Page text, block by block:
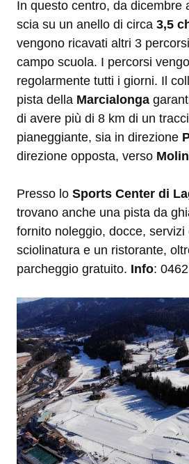
In questo centro, da dicembre
scia su un anello di circa 3,5
vengono ricavati altri 3
campo scuola. I percorsi
regolarmente tutti i giorni. Il
pista della Marcialonga
di avere più di 8 km di un
pianeggiante, sia in direzione
direzione opposta, verso
Presso lo Sports Center di
trovano anche una pista da
fornito noleggio, docce,
sciolinatura e un ristorante,
parcheggio gratuito. Info: